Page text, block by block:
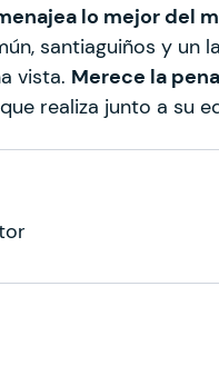
lo mejor del
santiaguiños y un
vista. Merece la
realiza junto a su